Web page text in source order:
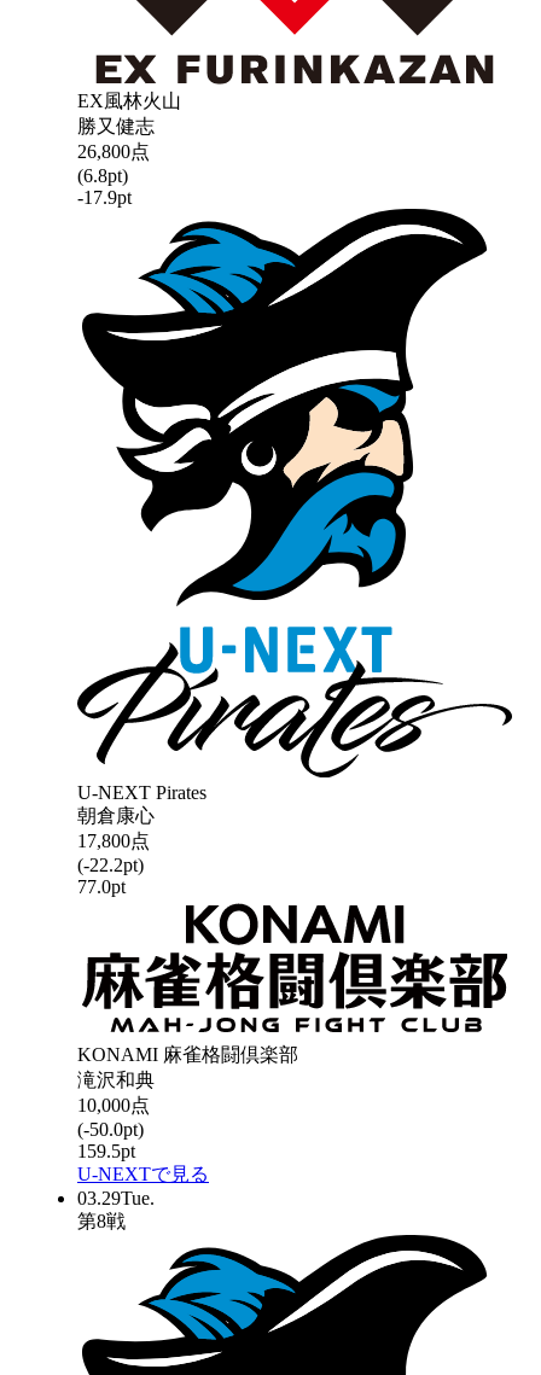
EX風林火山
勝又健志
26,800点
(6.8pt)
-17.9pt
U-NEXT Pirates
朝倉康心
17,800点
(-22.2pt)
77.0pt
KONAMI 麻雀格闘倶楽部
滝沢和典
10,000点
(-50.0pt)
159.5pt
U-NEXTで見る
03.29Tue.
第8戦